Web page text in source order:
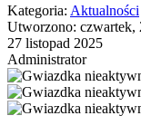
Kategoria: Aktualności
Utworzono: czwartek,
27 listopad 2025
Administrator